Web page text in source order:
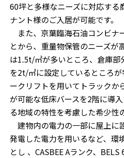
60坪と多様なニーズに対応する
ナント様のご入居が可能です。
また、京葉臨海石油コンビナ
とから、重量物保管のニーズが
は1.5t/㎡が多いところ、倉庫部
を2t/㎡に設定しているところ
ークリフトを用いてトラックか
が可能な低床バースを2階に導
る地域の特性を考慮した希少性
建物内の電力の一部に屋上に
発電した電力を用いるなど、環
とし 、CASBEE Aランク、